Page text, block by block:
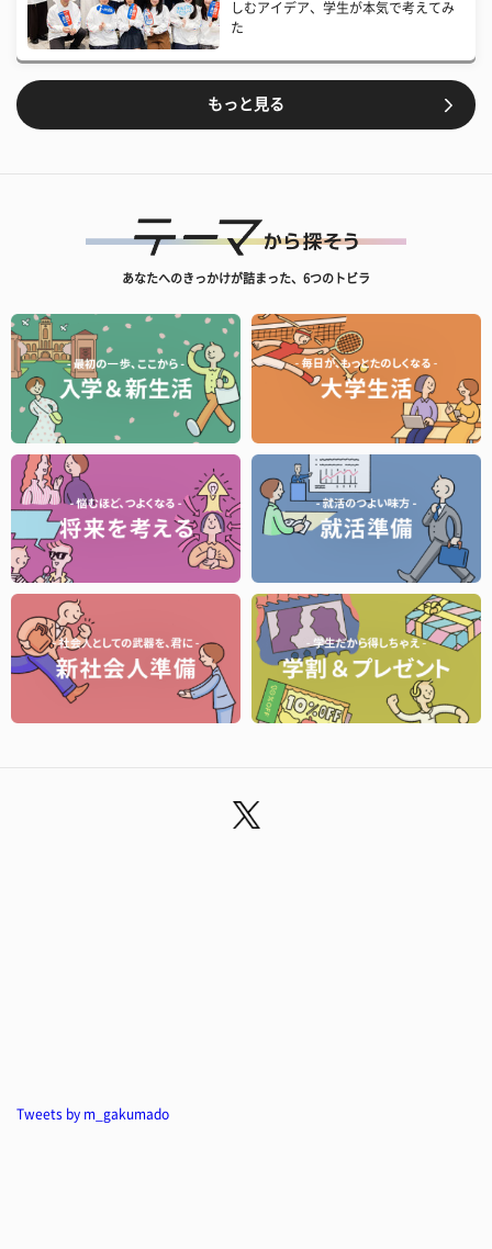
しむアイデア、学生が本気で考えてみ
た
もっと見る
あなたへのきっかけが詰まった、6つのトビラ
Tweets by m_gakumado